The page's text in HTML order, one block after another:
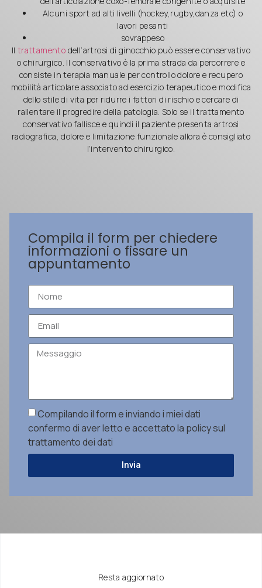
Alcuni sport ad alti livelli (hockey,rugby,danza etc) o
lavori pesanti
sovrappeso
Il trattamento dell’artrosi di ginocchio può essere conservativo
o chirurgico. Il conservativo è la prima strada da percorrere e
consiste in terapia manuale per controllo dolore e recupero
mobilità articolare associato ad esercizio terapeutico e modifica
dello stile di vita per ridurre i fattori di rischio e cercare di
rallentare il progredire della patologia. Solo se il trattamento
conservativo fallisce e quindi il paziente presenta artrosi
radiografica, dolore e limitazione funzionale allora è consigliato
l’intervento chirurgico.
Compila il form per chiedere
informazioni o fissare un
appuntamento
Compilando il form e inviando i miei dati
confermo di aver letto e accettato la policy sul
trattamento dei dati
Invia
Resta aggiornato